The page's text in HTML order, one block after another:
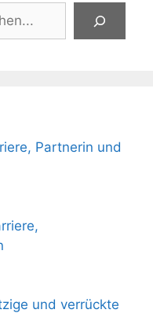
Partnerin und
und verrückte